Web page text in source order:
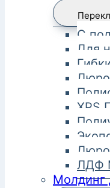
С
Для
XPS
ЛДФ
Молдинг